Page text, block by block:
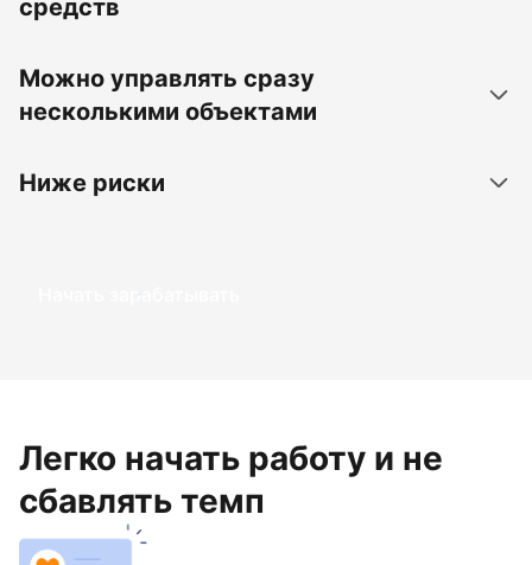
средств
Можно управлять сразу
несколькими объектами
Ниже риски
Начать зарабатывать
Легко начать работу и не
сбавлять темп